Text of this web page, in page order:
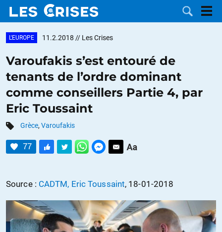
DOSSIERS
CATÉGORIES
CONTACTER
FAIRE UN
DON
L'EUROPE 11.2.2018 // Les Crises
Varoufakis s’est entouré de
tenants de l’ordre dominant
comme conseillers Partie 4, par
Eric Toussaint
Grèce, Varoufakis
77
Source : CADTM, Eric Toussaint, 18-01-2018